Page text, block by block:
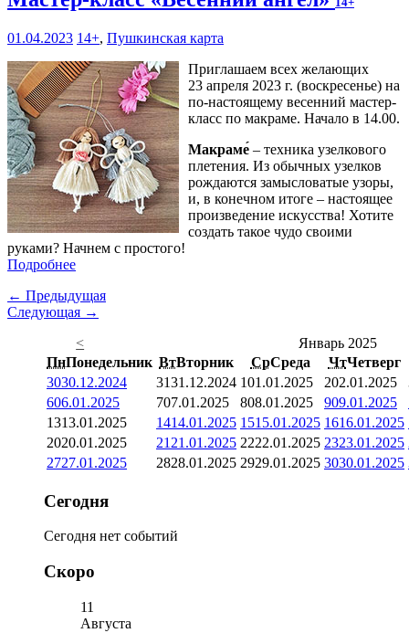
01.04.2023 14+, Пушкинская карта
Приглашаем всех желающих
23 апреля 2023 г. (воскресенье) на
по-настоящему весенний мастер-
класс по макраме. Начало в 14.00.
Макраме́ – техника узелкового
плетения. Из обычных узелков
рождаются замысловатые узоры,
и, в конечном итоге – настоящее
произведение искусства! Хотите
создать такое чудо своими
руками? Начнем с простого!
Подробнее
← Предыдущая
Следующая →
<
Январь 2025
ПнПонедельник ВтВторник СрСреда ЧтЧетверг
3030.12.2024 3131.12.2024 101.01.2025 202.01.2025
606.01.2025 707.01.2025 808.01.2025 909.01.2025
1313.01.2025 1414.01.2025 1515.01.2025 1616.01.2025
2020.01.2025 21 21.01.2025 2222.01.2025 2323.01.2025
2727.01.2025 2828.01.2025 2929.01.2025 3030.01.2025
Сегодня
Сегодня нет событий
Скоро
11
Августа